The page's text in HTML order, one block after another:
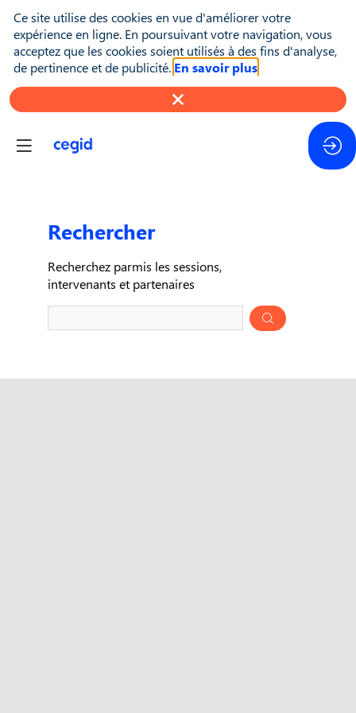
Rechercher
Recherchez parmis les sessions,
intervenants et partenaires
Ce site utilise des cookies en vue d'améliorer votre
expérience en ligne. En poursuivant votre navigation, vous
acceptez que les cookies soient utilisés à des fins d'analyse,
de pertinence et de publicité. En savoir plus